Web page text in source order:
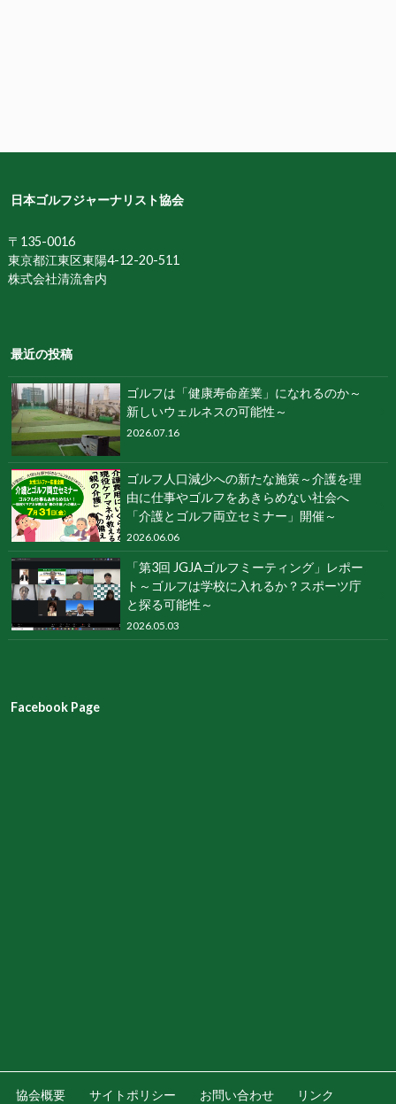
日本ゴルフジャーナリスト協会
〒135-0016
東京都江東区東陽4-12-20-511
株式会社清流舎内
最近の投稿
ゴルフは「健康寿命産業」になれるのか～
新しいウェルネスの可能性～
2026.07.16
ゴルフ人口減少への新たな施策～介護を理
由に仕事やゴルフをあきらめない社会へ
「介護とゴルフ両立セミナー」開催～
2026.06.06
「第3回 JGJAゴルフミーティング」レポー
ト～ゴルフは学校に入れるか？スポーツ庁
と探る可能性～
2026.05.03
Facebook Page
協会概要 サイトポリシー お問い合わせ リンク